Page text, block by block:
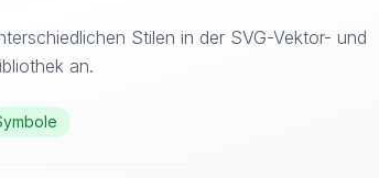
Stilen in der SVG-Vektor- und
an.